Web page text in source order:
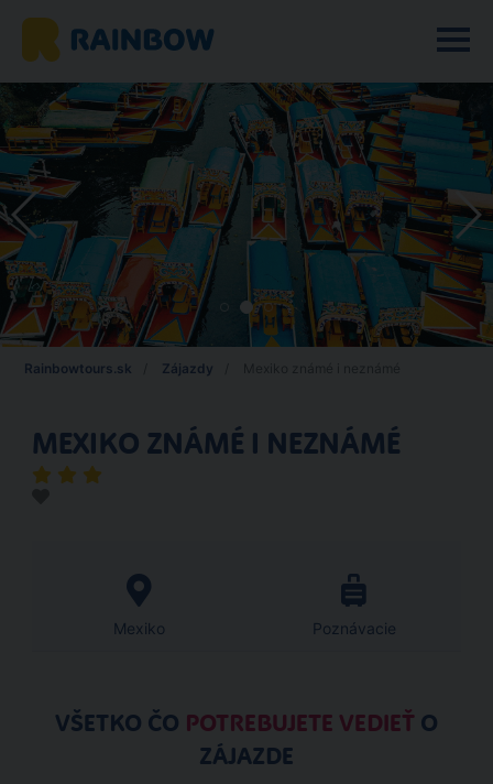
Rainbowtours.sk Zájazdy
MEXIKO ZNÁMÉ I NEZNÁMÉ
Mexiko Poznávacie
VŠETKO ČO POTREBUJETE VEDIEŤ O
ZÁJAZDE